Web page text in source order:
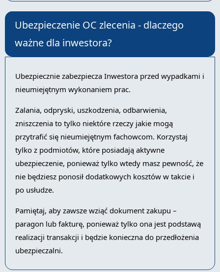
Ubezpieczenie OC zlecenia - dlaczego
ważne dla inwestora?
Ubezpiecznie zabezpiecza Inwestora przed wypadkami i
nieumiejętnym wykonaniem prac.
Zalania, odpryski, uszkodzenia, odbarwienia,
zniszczenia to tylko niektóre rzeczy jakie mogą
przytrafić się nieumiejętnym fachowcom. Korzystaj
tylko z podmiotów, które posiadają aktywne
ubezpieczenie, ponieważ tylko wtedy masz pewność, że
nie będziesz ponosił dodatkowych kosztów w takcie i
po usłudze.
Pamiętaj, aby zawsze wziąć dokument zakupu –
paragon lub fakturę, ponieważ tylko ona jest podstawą
realizacji transakcji i będzie konieczna do przedłożenia
ubezpieczalni.